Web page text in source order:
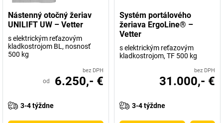
Nástenný otočný žeriav
UNILIFT UW – Vetter
s elektrickým reťazovým
kladkostrojom BL, nosnosť
500 kg
bez DPH
od 6.250,- €
3-4 týždne
Systém portálového
žeriava ErgoLine® –
Vetter
s elektrickým reťazovým
kladkostrojom, TF 500 kg
bez DPH
31.000,- €
3-4 týždne